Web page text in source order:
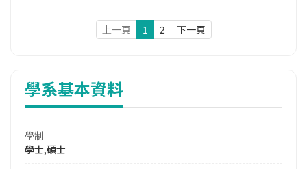
上一頁 1 2 下一頁
學系基本資料
學制
學士,碩士